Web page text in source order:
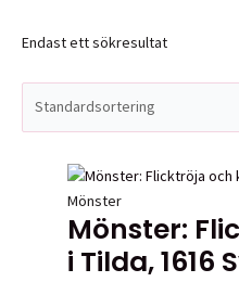
Endast ett sökresultat
Mönster
Mönster:
i Tilda, 1616